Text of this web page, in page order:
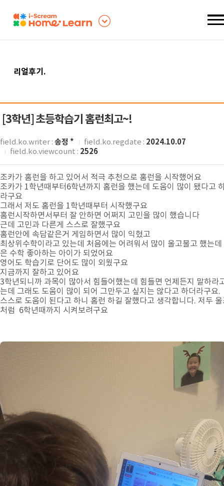
리얼후기 .
[3학년] 초등학습기 홈런최고~!
field.ko.writer : 송정 * field.ko.regdate : 2024.10.07
field.ko.viewcount : 2526
조카가 홈런을 하고 있어서 적극 추천으로 홈런을 시작했어요
조카가 1학년때부터6학년까지 홈런을 했는데 도움이 많이 됐다고
라구요
그래서 저도 홈런을 1학년때부터 시작했구요
홈런시작하면서부터 잘 안하면 어쩌지 고민을 많이 했습니다
근데 고민과 다른게 스스로 잘했구요
홈런안에 속담같은거 게임하면서 많이 익혔고
최상위수학이라고 있는데 처음에는 어려워서 많이 울고불고 했는데
은 수학 좋아하는 아이가 되었어요
영어도 학습기로 단어도 많이 외웠구요
지금까지 잘하고 있어요
3학년되니까 과목이 많아서 힘들어했는데 힘들면 언제든지 말하라
는데 그래도 도움이 많이 되어 그만두고 싶지는 않다고 하더라구요.
스스로 도움이 된다고 하니 홈런 하길 잘했다고 생각합니다. 저두
처럼 6학년때까지 시켜보려구요